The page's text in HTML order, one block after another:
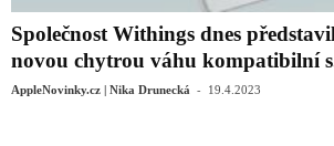
Společnost Withings dnes
novou chytrou váhu kompatibilní
AppleNovinky.cz | Nika Drunecká - 19.4.2023